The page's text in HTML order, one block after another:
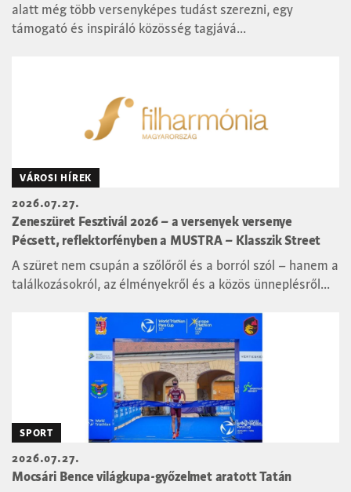
alatt még több versenyképes tudást szerezni, egy
támogató és inspiráló közösség tagjává...
VÁROSI HÍREK
2026.07.27.
Zeneszüret Fesztivál 2026 – a versenyek versenye
Pécsett, reflektorfényben a MUSTRA – Klasszik Street
A szüret nem csupán a szőlőről és a borról szól – hanem a
találkozásokról, az élményekről és a közös ünneplésről...
SPORT
2026.07.27.
Mocsári Bence világkupa-győzelmet aratott Tatán